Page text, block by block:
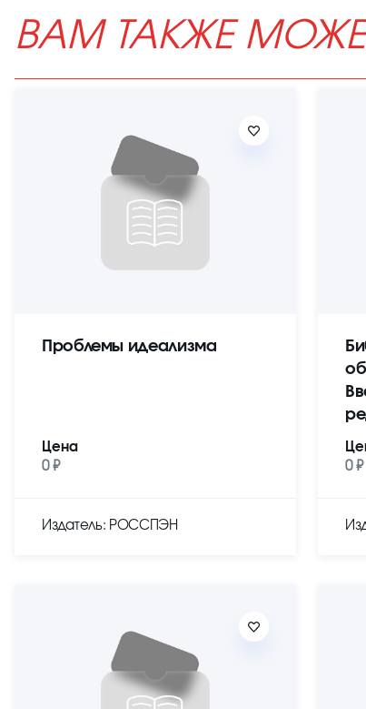
ВАМ ТАКЖЕ
Проблемы идеализма
Цена
0 ₽
Издатель: РОССПЭН
0 ₽